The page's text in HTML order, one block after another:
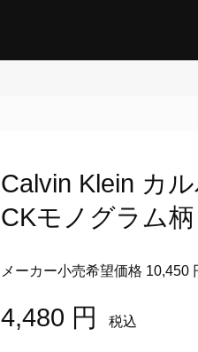
Calvin Klein カ
CKモノグラム
メーカー小売希望価格 10,450
4,480 円 税込